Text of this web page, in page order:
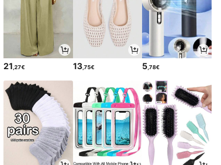
21,27€ 13,75€ 5,78€